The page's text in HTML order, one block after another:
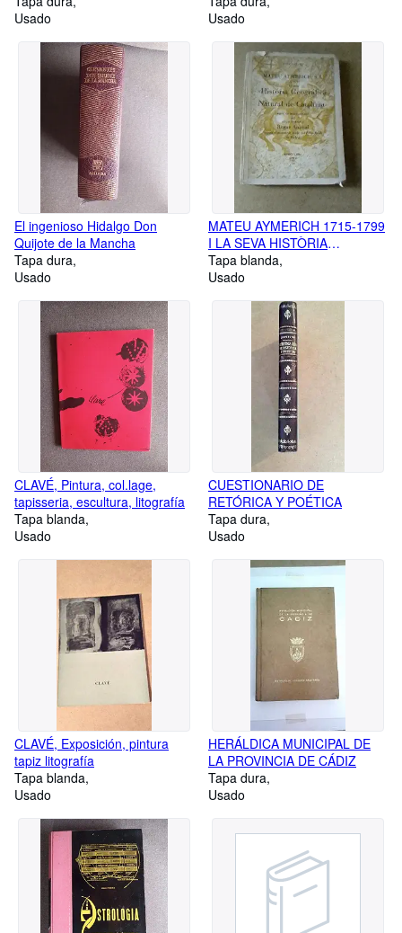
Usado
Usado
El ingenioso Hidalgo Don
Quijote de la Mancha
Tapa dura
Usado
MATEU AYMERICH 1715-1799
I LA SEVA HISTÒRIA
GEOGRÁFICA y NATURAL DE
CATALUÑA
Tapa blanda
Usado
CLAVÉ, Pintura, col.lage,
tapisseria, escultura, litografía
Tapa blanda
Usado
CUESTIONARIO DE
RETÓRICA Y POÉTICA
Tapa dura
Usado
CLAVÉ, Exposición, pintura
tapiz litografía
Tapa blanda
Usado
HERÁLDICA MUNICIPAL DE
LA PROVINCIA DE CÁDIZ
Tapa dura
Usado